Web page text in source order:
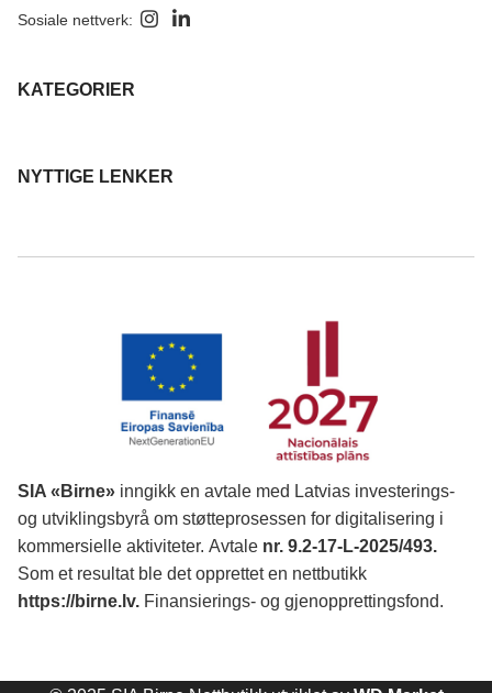
Sosiale nettverk:
KATEGORIER
NYTTIGE LENKER
SIA «Birne» inngikk en avtale med Latvias investerings-
og utviklingsbyrå om støtteprosessen for digitalisering i
kommersielle aktiviteter. Avtale nr. 9.2-17-L-2025/493.
Som et resultat ble det opprettet en nettbutikk
https://birne.lv. Finansierings- og gjenopprettingsfond.